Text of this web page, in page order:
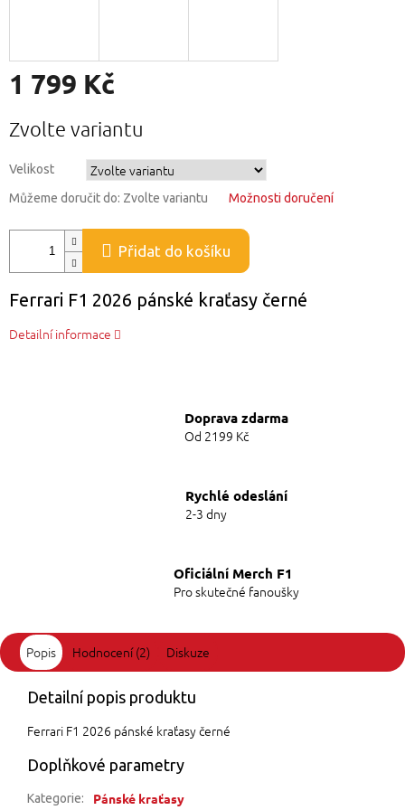
1 799 Kč
cena:
Zvolte variantu
Velikost
Můžeme doručit do: Zvolte variantu Možnosti doručení
Přidat do košíku
Ferrari F1 2026 pánské kraťasy černé
Detailní informace
Doprava zdarma
Od 2199 Kč
Rychlé odeslání
2-3 dny
Oficiální Merch F1
Pro skutečné fanoušky
Popis Hodnocení (2) Diskuze
Detailní popis produktu
Ferrari F1 2026 pánské kraťasy černé
Doplňkové parametry
Kategorie: Pánské kraťasy